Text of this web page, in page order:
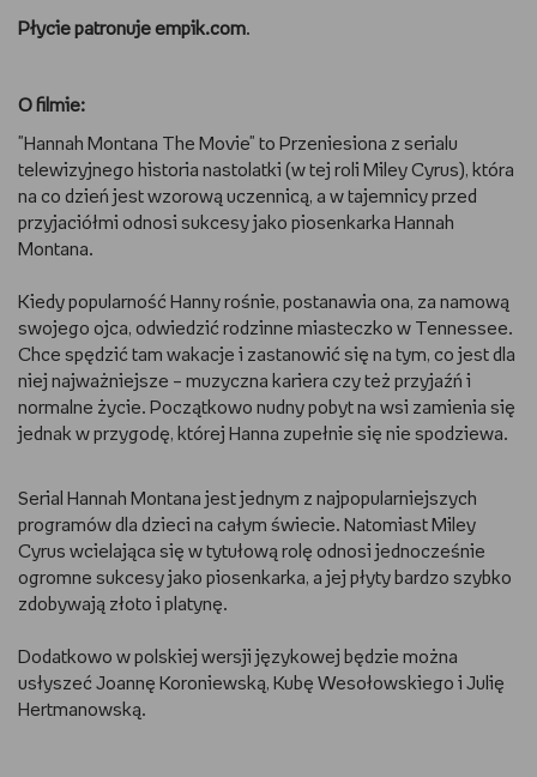
POD PATRONATEM EMPIKU
Płycie patronuje empik.com.
O filmie:
"Hannah Montana The Movie" to Przeniesiona z serialu
telewizyjnego historia nastolatki (w tej roli Miley Cyrus), która
na co dzień jest wzorową uczennicą, a w tajemnicy przed
przyjaciółmi odnosi sukcesy jako piosenkarka Hannah
Montana.
Kiedy popularność Hanny rośnie, postanawia ona, za namową
swojego ojca, odwiedzić rodzinne miasteczko w Tennessee.
Chce spędzić tam wakacje i zastanowić się na tym, co jest dla
niej najważniejsze – muzyczna kariera czy też przyjaźń i
normalne życie. Początkowo nudny pobyt na wsi zamienia się
jednak w przygodę, której Hanna zupełnie się nie spodziewa.
Serial Hannah Montana jest jednym z najpopularniejszych
programów dla dzieci na całym świecie. Natomiast Miley
Cyrus wcielająca się w tytułową rolę odnosi jednocześnie
ogromne sukcesy jako piosenkarka, a jej płyty bardzo szybko
zdobywają złoto i platynę.
Dodatkowo w polskiej wersji językowej będzie można
usłyszeć Joannę Koroniewską, Kubę Wesołowskiego i Julię
Hertmanowską.